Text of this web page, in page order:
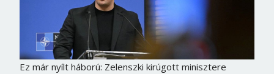
Ez már nyílt háború: Zelenszki kirúgott minisztere